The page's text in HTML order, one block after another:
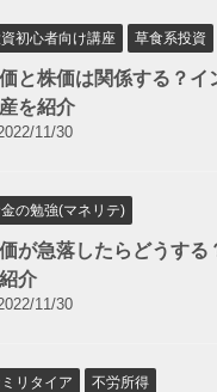
初心者向け講座 草食系投資
と株価は関係する？イ
を紹介
11/30
の勉強(マネリテ)
が急落したらどうする
介
11/30
リタイア 不労所得